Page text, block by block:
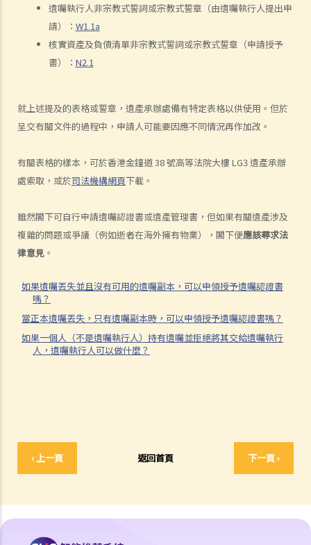
遺囑執行人非宗教式誓詞或宗教式誓章（由遺囑執行人提出申
請）： W1.1a
核實資產及負債清單非宗教式誓詞或宗教式誓章（申請授予
書）： N2.1
就上述提及的表格或誓章，遺產承辦處備有特定表格以供使用。但於
呈交有關文件的過程中，申請人可能要因應不同情況再作加改。
有關表格的樣本，可於香港金鐘道 38 號高等法院大樓 LG3 遺產承辦
處索取，或於司法機構網頁下載。
雖然閣下可自行申請遺囑認證書或遺產管理書，但如果有關遺產涉及
複雜的問題或爭議（例如逝者在海外擁有物業），閣下便應該尋求法
律意見 。
如果遺囑丟失並且沒有可用的遺囑副本，可以申領授予遺囑認證書
嗎？
當正本遺囑丟失，只有遺囑副本時，可以申領授予遺囑認證書嗎？
如果一個人（不是遺囑執行人）持有遺囑並拒絕將其交給遺囑執行
人，遺囑執行人可以做什麼？
‹ 上一頁 返回首頁 下一頁 ›
賠償項目
我的配偶在工作時因意外而死亡，我或我的家人可獲哪些賠償？
我在工作時因遇到意外而受傷及導致傷殘，我或我的家人可獲哪些賠
工傷或有關意外之報告
僱主向勞工處報告與工作有關的意外之時限是多久？
其他有關工傷的事項
若然我不能與僱主和平地解決工傷賠償問題，將案件呈交法院的時限是
多久？
若然我對條例所給予的補償感到不滿，或者我認為僱主忽略了應有的安
保險
人壽保險
受保人已失蹤了數年，其保單受益人可否向保險公司索取死亡賠償？
單索取全數保額，或只可索取實際開支或損失？人壽保險的死亡賠償會
否有不同規定？
在處理索償時，保險公司會否接受中醫發出的醫療報告 / 醫生紙？